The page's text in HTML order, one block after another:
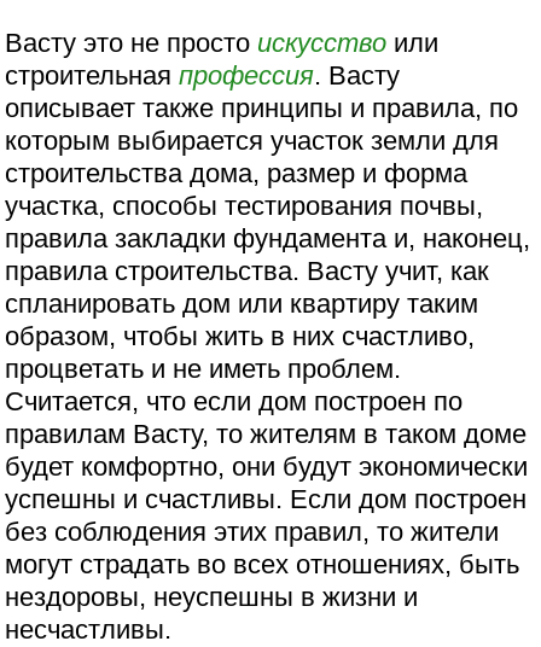
Васту это не просто искусство или
строительнаяпрофессия. Васту
описывает также принципы и правила, по
которым выбирается участок земли для
строительства дома, размер и форма
участка, способы тестирования почвы,
правила закладки фундамента и, наконец,
правила строительства. Васту учит, как
спланировать дом или квартиру таким
образом, чтобы жить в них счастливо,
процветать и не иметь проблем.
Считается, что если дом построен по
правилам Васту, то жителям в таком доме
будет комфортно, они будут экономически
успешны и счастливы. Если дом построен
без соблюдения этих правил, то жители
могут страдать во всех отношениях, быть
нездоровы, неуспешны в жизни и
несчастливы.